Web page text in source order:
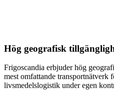
Hög geografisk
Frigoscandia erbjuder hög
mest omfattande transportnätverk
livsmedelslogistik under egen